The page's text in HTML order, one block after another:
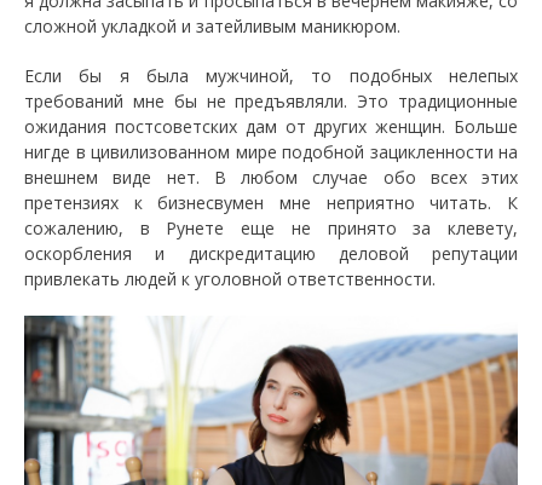
сложной укладкой и затейливым маникюром.
Если бы я была мужчиной, то подобных нелепых
требований мне бы не предъявляли. Это традиционные
ожидания постсоветских дам от других женщин. Больше
нигде в цивилизованном мире подобной зацикленности на
внешнем виде нет. В любом случае обо всех этих
претензиях к бизнесвумен мне неприятно читать. К
сожалению, в Рунете еще не принято за клевету,
оскорбления и дискредитацию деловой репутации
привлекать людей к уголовной ответственности.